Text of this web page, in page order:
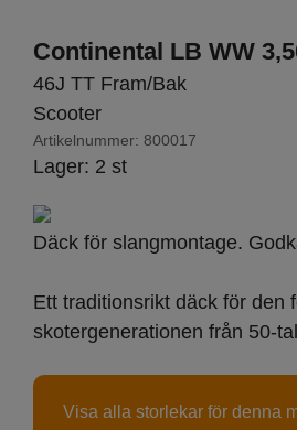
Continental LB WW
46J TT Fram/Bak
Scooter
Artikelnummer: 800017
Lager: 2 st
Däck för slangmontage.
Ett traditionsrikt däck för den
skotergenerationen från 50-
Visa alla storlekar för denna